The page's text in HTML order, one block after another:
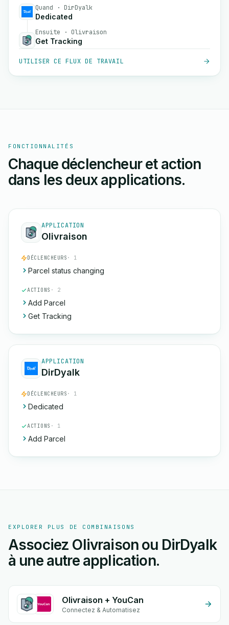
Quand · DirDyalk
Dedicated
Ensuite · Olivraison
Get Tracking
UTILISER CE FLUX DE TRAVAIL
FONCTIONNALITÉS
Chaque déclencheur et action
dans les deux applications.
APPLICATION
Olivraison
DÉCLENCHEURS · 1
Parcel status changing
ACTIONS · 2
Add Parcel
Get Tracking
APPLICATION
DirDyalk
DÉCLENCHEURS · 1
Dedicated
ACTIONS · 1
Add Parcel
EXPLORER PLUS DE COMBINAISONS
Associez Olivraison ou DirDyalk
à une autre application.
Olivraison + YouCan
Connectez & Automatisez